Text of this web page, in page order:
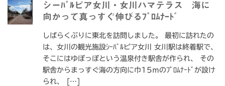
シーﾊﾟﾙピア女川・女川ハマテラス 海に
向かって真っすぐ伸びるﾌﾟﾛﾑﾅｰﾄﾞ
しばらくぶりに東北を訪問しました。 最初に訪れたの
は、女川の観光施設ｼｰﾊﾞﾙピア女川 女川駅は終着駅で、
そこにはゆぽっぽという温泉付き駅舎が作られ、 その
駅舎からまっすぐ海の方向に巾15ｍのﾌﾟﾛﾑﾅｰﾄﾞが設け
られ、 […]